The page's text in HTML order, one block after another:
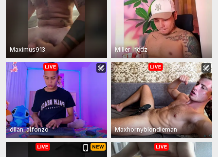
Maximus913 Miller_hedz
dilan_alfonzo Maxhornyblondieman